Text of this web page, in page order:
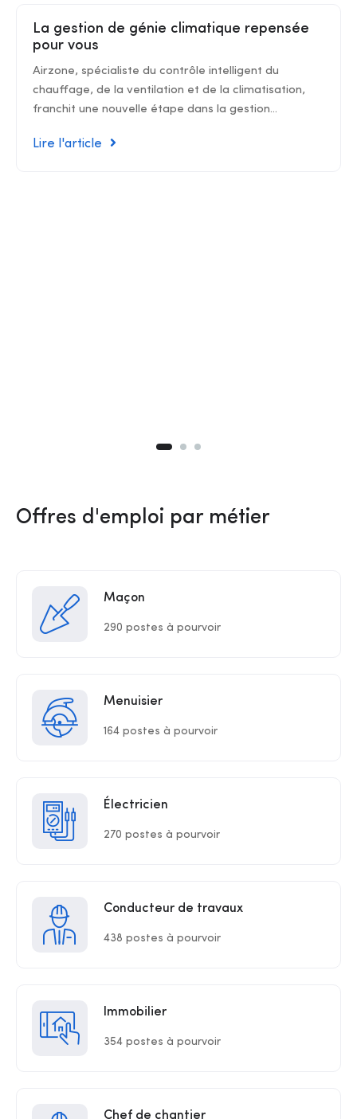
La gestion de génie climatique repensée
pour vous
Airzone, spécialiste du contrôle intelligent du
chauffage, de la ventilation et de la climatisation,
franchit une nouvelle étape dans la gestion...
Lire l'article
Offres d'emploi par métier
Maçon
290 postes à pourvoir
Menuisier
164 postes à pourvoir
Électricien
270 postes à pourvoir
Conducteur de travaux
438 postes à pourvoir
Immobilier
354 postes à pourvoir
Chef de chantier